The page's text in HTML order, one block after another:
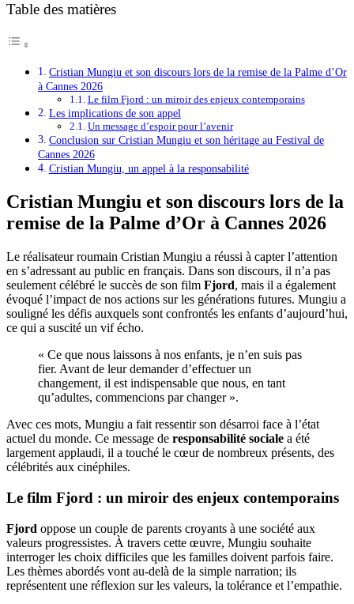
Table des matières
Cristian Mungiu et son discours lors de la remise de la Palme d’Or
à Cannes 2026
Le film Fjord : un miroir des enjeux contemporains
Les implications de son appel
Un message d’espoir pour l’avenir
Conclusion sur Cristian Mungiu et son héritage au Festival de
Cannes 2026
Cristian Mungiu, un appel à la responsabilité
Cristian Mungiu et son discours lors de la
remise de la Palme d’Or à Cannes 2026
Le réalisateur roumain Cristian Mungiu a réussi à capter l’attention
en s’adressant au public en français. Dans son discours, il n’a pas
seulement célébré le succès de son film Fjord, mais il a également
évoqué l’impact de nos actions sur les générations futures. Mungiu a
souligné les défis auxquels sont confrontés les enfants d’aujourd’hui,
ce qui a suscité un vif écho.
« Ce que nous laissons à nos enfants, je n’en suis pas
fier. Avant de leur demander d’effectuer un
changement, il est indispensable que nous, en tant
qu’adultes, commencions par changer ».
Avec ces mots, Mungiu a fait ressentir son désarroi face à l’état
actuel du monde. Ce message de responsabilité sociale a été
largement applaudi, il a touché le cœur de nombreux présents, des
célébrités aux cinéphiles.
Le film Fjord : un miroir des enjeux contemporains
Fjord oppose un couple de parents croyants à une société aux
valeurs progressistes. À travers cette œuvre, Mungiu souhaite
interroger les choix difficiles que les familles doivent parfois faire.
Les thèmes abordés vont au-delà de la simple narration; ils
représentent une réflexion sur les valeurs, la tolérance et l’empathie.